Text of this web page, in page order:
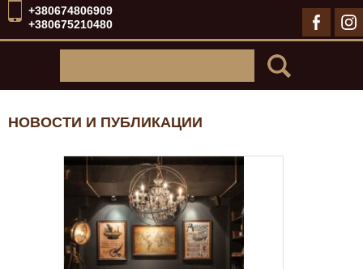
+380674806909
+380675210480
НОВОСТИ И ПУБЛИКАЦИИ